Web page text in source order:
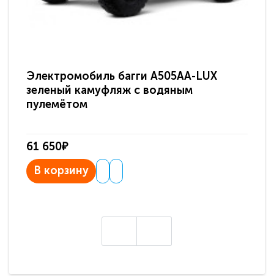
Электромобиль багги A505AA-LUX
зеленый камуфляж с водяным
пулемётом
61 650₽
В корзину